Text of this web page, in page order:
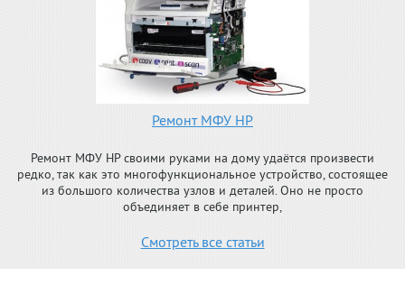
Ремонт МФУ HP
Ремонт МФУ HP своими руками на дому удаётся произвести
редко, так как это многофункциональное устройство, состоящее
из большого количества узлов и деталей. Оно не просто
объединяет в себе принтер,
Смотреть все статьи